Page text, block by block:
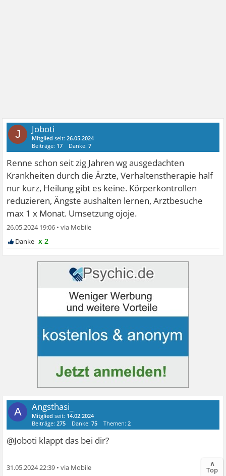
J Joboti
Mitglied seit:26.05.2024
Beiträge: 17 Danke:7
Renne schon seit zig Jahren wg ausgedachten
Krankheiten durch die Ärzte, Verhaltenstherapie half
nur kurz, Heilung gibt es keine. Körperkontrollen
reduzieren, Ängste aushalten lernen, Arztbesuche
max 1 x Monat. Umsetzung ojoje.
26.05.2024 19:06 •
x 2
A Angsthasi_
Mitglied seit: 14.02.2024
Beiträge:275 Danke:75 Themen:2
@Joboti klappt das bei dir?
31.05.2024 22:39 • ∧
Top